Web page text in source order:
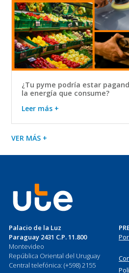
¿Tu pyme podría estar
la energía que consume?
Leer más +
VER MÁS +
Palacio de la Luz
Paraguay 2431 C.P. 11.800
Montevideo
República Oriental del Uruguay
Central telefónica: (+598) 2155